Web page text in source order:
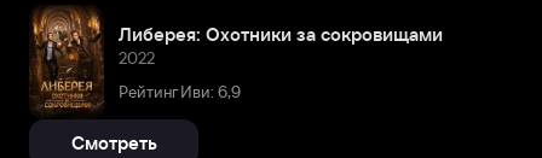
Либерея: Охотники за сокровищами
2022
Рейтинг Иви: 6,9
Смотреть